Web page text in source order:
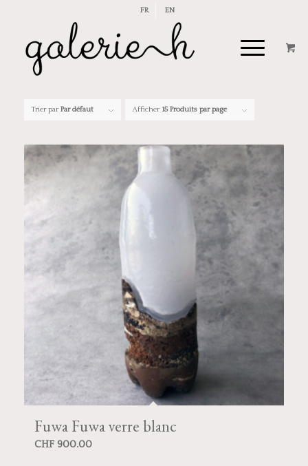
FR EN
Trier parPar défaut Afficher 15 Produits par page
Fuwa Fuwa verre blanc
CHF900.00